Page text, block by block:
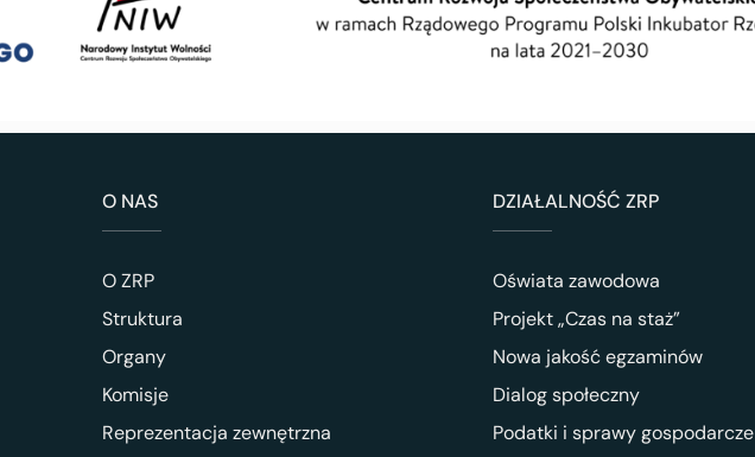
O NAS
O ZRP
Struktura
Organy
Komisje
Reprezentacja zewnętrzna
DZIAŁALNOŚĆ ZRP
Oświata zawodowa
Projekt „Czas na staż”
Nowa jakość egzaminów
Dialog społeczny
Podatki i sprawy gospodarcze